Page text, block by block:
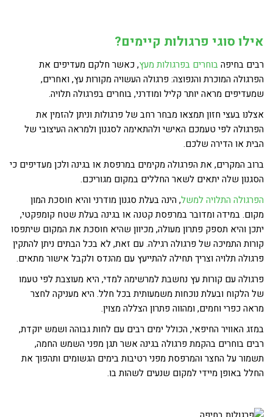
אילו סוגי פרגולות קיימים?
רבים בחיפהבוחרים בפרגולות מעץ, כאשר חלקם מעדיפים את
הפרגולה המוכרת והנפוצה: פרגולה העשויה מקורות עץ, ואחרים,
שמעדיפים מראה יותר קליל ומודרני, בוחרים בפרגולה תלויה.
אצלנו בעצי חזון תמצאו מבחר רחב של פרגולות וניתן להזמין את
הפרגולה לפי טעמכם האישי ולהתאימה לסגנון ולמראה העיצובי של
הבית או הדירה שלכם.
ברוב המקרים, את הפרגולה מקימים במרפסת או בגינה ולכן מעדיפים כי
הסגנון שלה יתאים לשאר החללים במקום מגוריכם.
הפרגולה התלויה למשל, הינה בעלת סגנון מודרני והיא חוסכת המון
מקום. במידה ומדובר במרפסת קטנה או בגינה בעלת שטח קומפקטי,
יתכן והיא תספק פתרון מעולה, מכיוון שהיא חוסכת את המקום שיתפסו
קורות התמיכה של פרגולה רגילה. עם זאת, לא בכל הבתים ניתן להתקין
פרגולה תלויה וצריך תחילה להתייעץ עם מהנדס ולקבל אישור מתאים.
פרגולה עם קורות עץ נחשבת למרשימה למדי, היא מעוצבת לפי טעמו
של הלקוח ובעלת נוכחות משמעותית בכל חלל. היא מעניקה לחצר
מראה כפרי וחמים, ומהווה פתרון הצללה מצוין.
במזג האוויר החיפאי, הכולל ימים רבים עם לחות גבוהה ושמש יוקדת,
רבים בוחרים בהקמת פרגולה בגינה אשר תגן מפני השמש החמה,
תשמור על החצר והמרפסת מפני רטיבות בימים הגשומים ותהפוך את
החלל באופן מיידי למקום שנעים לשהות בו.